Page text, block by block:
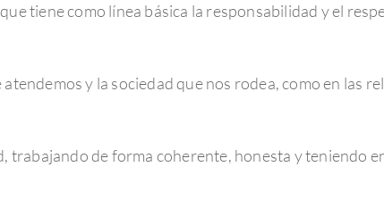
tiene como línea básica la responsabilidad y el
y la sociedad que nos rodea, como en las
de forma coherente, honesta y teniendo